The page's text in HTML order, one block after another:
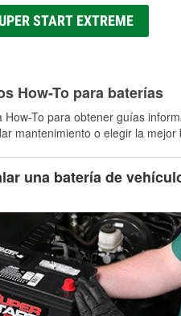
START EXTREME
How-To para baterías
To para obtener guías
mantenimiento o elegir la
una batería de